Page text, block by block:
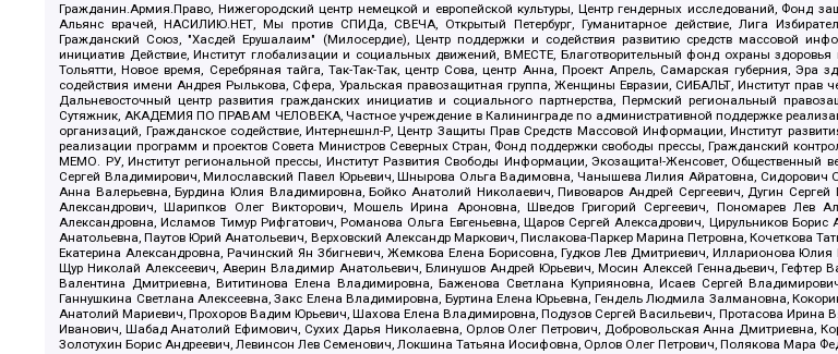
Гражданин.Армия.Право, Нижегородский центр немецкой и европейской культуры, Центр гендерных исследований, Фонд
Альянс врачей, НАСИЛИЮ.НЕТ, Мы против СПИДа, СВЕЧА, Открытый Петербург, Гуманитарное действие, Лига
Гражданский Союз, "Хасдей Ерушалаим" (Милосердие), Центр поддержки и содействия развитию средств массовой
инициатив Действие, Институт глобализации и социальных движений, ВМЕСТЕ, Благотворительный фонд охраны
Тольятти, Новое время, Серебряная тайга, Так-Так-Так, центр Сова, центр Анна, Проект Апрель, Самарская губерния,
содействия имени Андрея Рылькова, Сфера, Уральская правозащитная группа, Женщины Евразии, СИБАЛЬТ, Институт прав
Дальневосточный центр развития гражданских инициатив и социального партнерства, Пермский региональный
Сутяжник, АКАДЕМИЯ ПО ПРАВАМ ЧЕЛОВЕКА, Частное учреждение в Калининграде по административной поддержке
организаций, Гражданское содействие, Интернешнл-Р, Центр Защиты Прав Средств Массовой Информации, Институт
реализации программ и проектов Совета Министров Северных Стран, Фонд поддержки свободы прессы, Гражданский
МЕМО. РУ, Институт региональной прессы, Институт Развития Свободы Информации, Экозащита!-Женсовет, Общественный
Сергей Владимирович, Милославский Павел Юрьевич, Шнырова Ольга Вадимовна, Чанышева Лилия Айратовна, Сидорович
Анна Валерьевна, Бурдина Юлия Владимировна, Бойко Анатолий Николаевич, Пивоваров Андрей Сергеевич, Дугин
Александрович, Шарипков Олег Викторович, Мошель Ирина Ароновна, Шведов Григорий Сергеевич, Пономарев Лев
Александровна, Исламов Тимур Рифгатович, Романова Ольга Евгеньевна, Щаров Сергей Алексадрович, Цирульников
Анатольевна, Паутов Юрий Анатольевич, Верховский Александр Маркович, Пислакова-Паркер Марина Петровна, Кочеткова
Екатерина Александровна, Рачинский Ян Збигневич, Жемкова Елена Борисовна, Гудков Лев Дмитриевич, Илларионова
Щур Николай Алексеевич, Аверин Владимир Анатольевич, Блинушов Андрей Юрьевич, Мосин Алексей Геннадьевич,
Валентина Дмитриевна, Вититинова Елена Владимировна, Баженова Светлана Куприяновна, Исаев Сергей
Ганнушкина Светлана Алексеевна, Закс Елена Владимировна, Буртина Елена Юрьевна, Гендель Людмила Залмановна,
Анатолий Мариевич, Прохоров Вадим Юрьевич, Шахова Елена Владимировна, Подузов Сергей Васильевич, Протасова Ирина
Иванович, Шабад Анатолий Ефимович, Сухих Дарья Николаевна, Орлов Олег Петрович, Добровольская Анна Дмитриевна,
Золотухин Борис Андреевич, Левинсон Лев Семенович, Локшина Татьяна Иосифовна, Орлов Олег Петрович, Полякова Мара